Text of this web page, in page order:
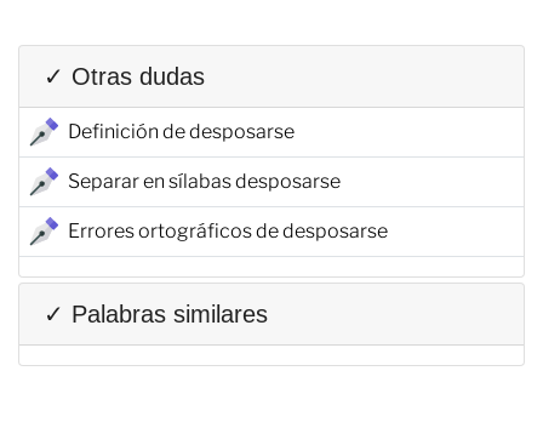
✓ Otras dudas
Definición de desposarse
Separar en sílabas desposarse
Errores ortográficos de desposarse
✓ Palabras similares